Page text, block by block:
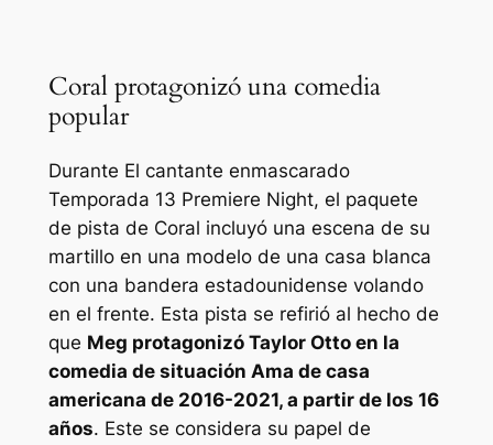
Coral protagonizó una comedia
popular
Durante El cantante enmascarado
Temporada 13 Premiere Night, el paquete
de pista de Coral incluyó una escena de su
martillo en una modelo de una casa blanca
con una bandera estadounidense volando
en el frente. Esta pista se refirió al hecho de
que Meg protagonizó Taylor Otto en la
comedia de situación Ama de casa
americana de 2016-2021, a partir de los 16
años. Este se considera su papel de